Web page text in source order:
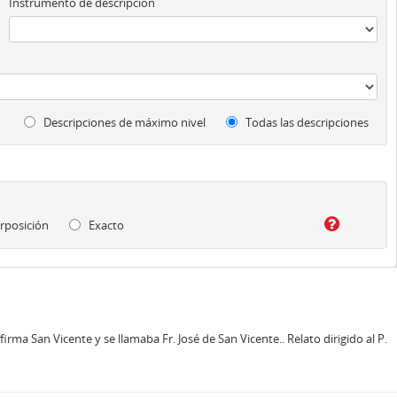
Descripciones de máximo nivel Todas las descripciones
Exacto
San Vicente y se llamaba Fr. José de San Vicente.. Relato dirigido al P.